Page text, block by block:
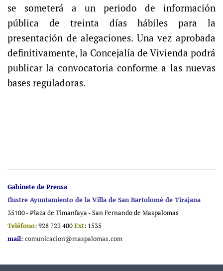
se someterá a un periodo de información
pública de treinta días hábiles para la
presentación de alegaciones. Una vez aprobada
definitivamente, la Concejalía de Vivienda podrá
publicar la convocatoria conforme a las nuevas
bases reguladoras.
Gabinete de Prensa
Ilustre Ayuntamiento de la Villa de San Bartolomé de Tirajana
35100 - Plaza de Timanfaya - San Fernando de Maspalomas
Teléfono: 928 723 400Ext: 1535
mail: comunicacion@maspalomas.com